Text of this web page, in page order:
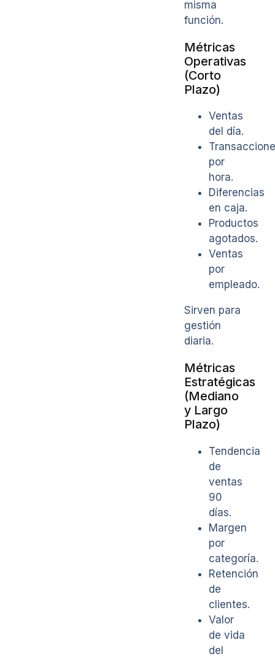
misma
función.
Métricas
Operativas
(Corto
Plazo)
Ventas
del día.
por
hora.
Diferencias
en caja.
Productos
agotados.
Ventas
por
empleado.
Sirven para
gestión
diaria.
Métricas
Estratégicas
(Mediano
y Largo
Plazo)
Tendencia
de
ventas
90
días.
Margen
por
categoría.
Retención
de
clientes.
Valor
de vida
del